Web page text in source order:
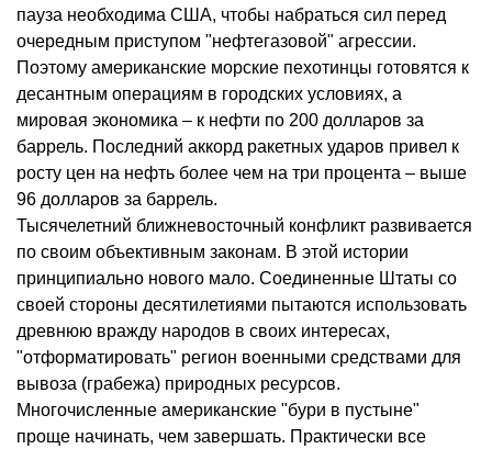
пауза необходима США, чтобы набраться сил перед
очередным приступом "нефтегазовой" агрессии.
Поэтому американские морские пехотинцы готовятся к
десантным операциям в городских условиях, а
мировая экономика – к нефти по 200 долларов за
баррель. Последний аккорд ракетных ударов привел к
росту цен на нефть более чем на три процента – выше
96 долларов за баррель.
Тысячелетний ближневосточный конфликт развивается
по своим объективным законам. В этой истории
принципиально нового мало. Соединенные Штаты со
своей стороны десятилетиями пытаются использовать
древнюю вражду народов в своих интересах,
"отформатировать" регион военными средствами для
вывоза (грабежа) природных ресурсов.
Многочисленные американские "бури в пустыне"
проще начинать, чем завершать. Практически все